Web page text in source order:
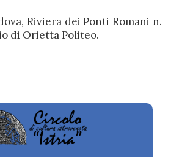
Riviera dei Ponti Romani n.
di Orietta Politeo.